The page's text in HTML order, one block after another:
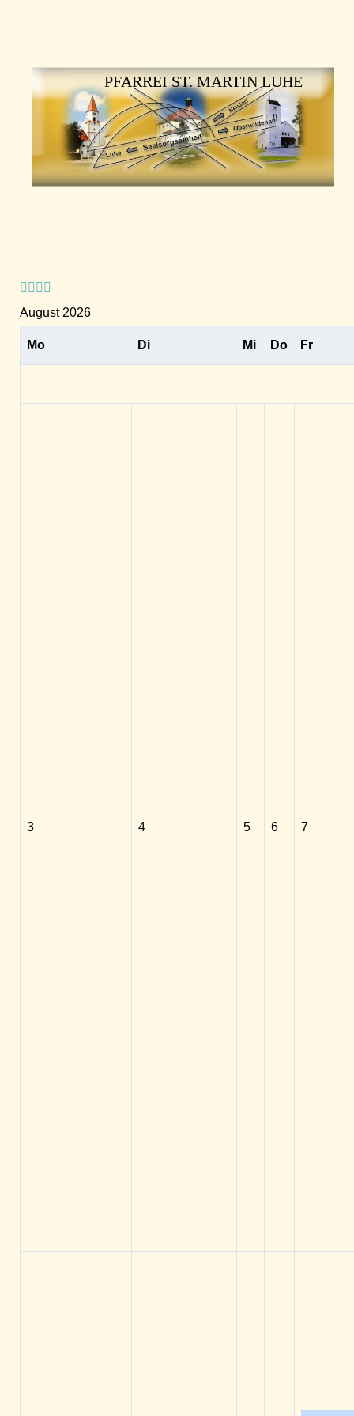
PFARREI ST. MARTIN LUHE
August 2026
Mo Di Mi Do Fr
3 4 5 6 7